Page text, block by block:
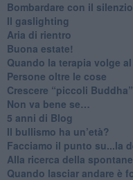
​Bombardare con il silenzio
Il gaslighting
Aria di rientro
Buona estate!
​Quando la terapia volge
​Persone oltre le cose
​Crescere “piccoli Buddha”
Non va bene se…
​5 anni di Blog
​Il bullismo ha un’età?
Facciamo il punto su...la
​Alla ricerca della
​Quando lasciar andare è